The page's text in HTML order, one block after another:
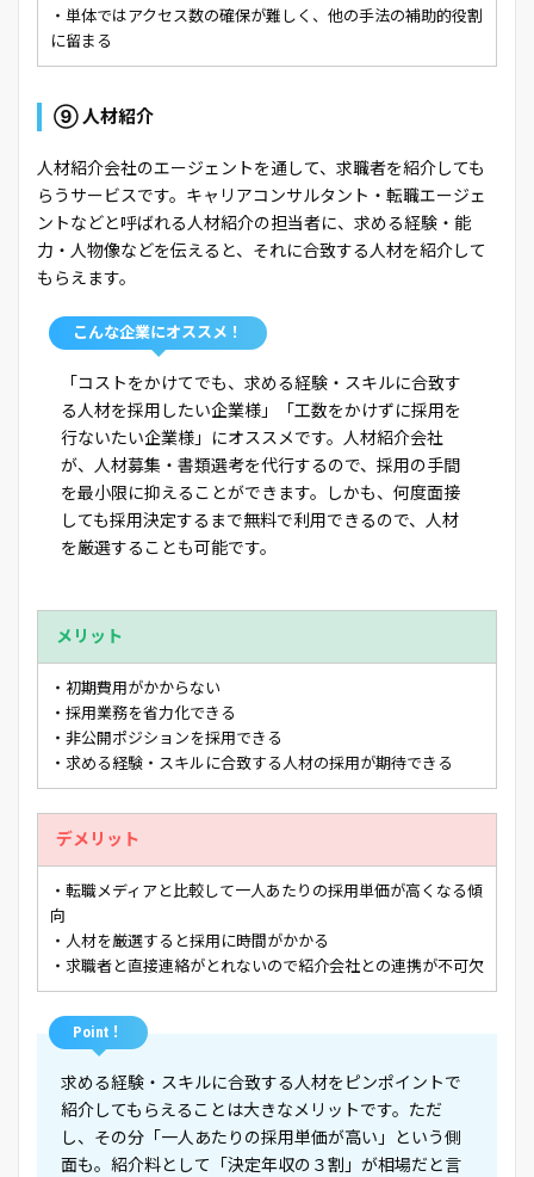
・単体ではアクセス数の確保が難しく、他の手法の補助的役割
に留まる
⑨ 人材紹介
人材紹介会社のエージェントを通して、求職者を紹介しても
らうサービスです。キャリアコンサルタント・転職エージェ
ントなどと呼ばれる人材紹介の担当者に、求める経験・能
力・人物像などを伝えると、それに合致する人材を紹介して
もらえます。
こんな企業にオススメ！
「コストをかけてでも、求める経験・スキルに合致す
る人材を採用したい企業様」「工数をかけずに採用を
行ないたい企業様」にオススメです。人材紹介会社
が、人材募集・書類選考を代行するので、採用の手間
を最小限に抑えることができます。しかも、何度面接
しても採用決定するまで無料で利用できるので、人材
を厳選することも可能です。
メリット
・初期費用がかからない
・採用業務を省力化できる
・非公開ポジションを採用できる
・求める経験・スキルに合致する人材の採用が期待できる
デメリット
・転職メディアと比較して一人あたりの採用単価が高くなる傾
向
・人材を厳選すると採用に時間がかかる
・求職者と直接連絡がとれないので紹介会社との連携が不可欠
Point！
求める経験・スキルに合致する人材をピンポイントで
紹介してもらえることは大きなメリットです。ただ
し、その分「一人あたりの採用単価が高い」という側
面も。紹介料として「決定年収の３割」が相場だと言